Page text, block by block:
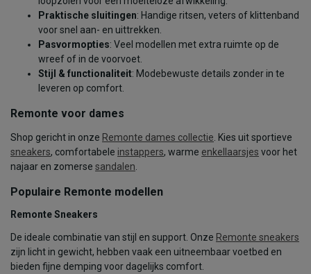
Praktische sluitingen: Handige ritsen, veters of klittenband
voor snel aan- en uittrekken.
Pasvormopties: Veel modellen met extra ruimte op de
wreef of in de voorvoet.
Stijl & functionaliteit: Modebewuste details zonder in te
leveren op comfort.
Remonte voor dames
Shop gericht in onze Remonte dames collectie . Kies uit sportieve
sneakers, comfortabele instappers, warme enkellaarsjes voor het
najaar en zomerse sandalen
Populaire Remonte modellen
Remonte Sneakers
De ideale combinatie van stijl en support. Onze Remonte sneakers
zijn licht in gewicht, hebben vaak een uitneembaar voetbed en
bieden fijne demping voor dagelijks comfort.